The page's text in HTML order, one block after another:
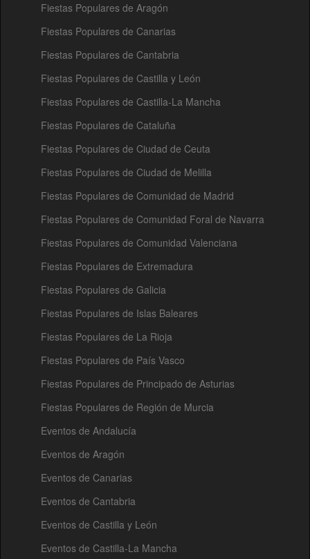
Fiestas Populares de Aragón
Fiestas Populares de Canarias
Fiestas Populares de Cantabria
Fiestas Populares de Castilla y León
Fiestas Populares de Castilla-La Mancha
Fiestas Populares de Cataluña
Fiestas Populares de Ciudad de Ceuta
Fiestas Populares de Ciudad de Melilla
Fiestas Populares de Comunidad de Madrid
Fiestas Populares de Comunidad Foral de Navarra
Fiestas Populares de Comunidad Valenciana
Fiestas Populares de Extremadura
Fiestas Populares de Galicia
Fiestas Populares de Islas Baleares
Fiestas Populares de La Rioja
Fiestas Populares de País Vasco
Fiestas Populares de Principado de Asturias
Fiestas Populares de Región de Murcia
Eventos de Andalucía
Eventos de Aragón
Eventos de Canarias
Eventos de Cantabria
Eventos de Castilla y León
Eventos de Castilla-La Mancha